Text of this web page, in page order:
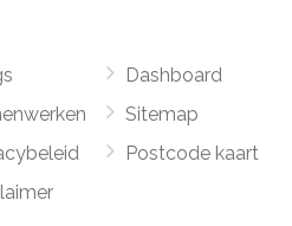
Dashboard
Sitemap
Postcode kaart